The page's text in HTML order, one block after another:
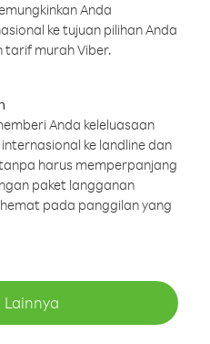
Anda
ke tujuan pilihan Anda
tarif murah Viber.
Anda keleluasaan
ke landline dan
harus memperpanjang
paket langganan
pada panggilan yang
Lainnya